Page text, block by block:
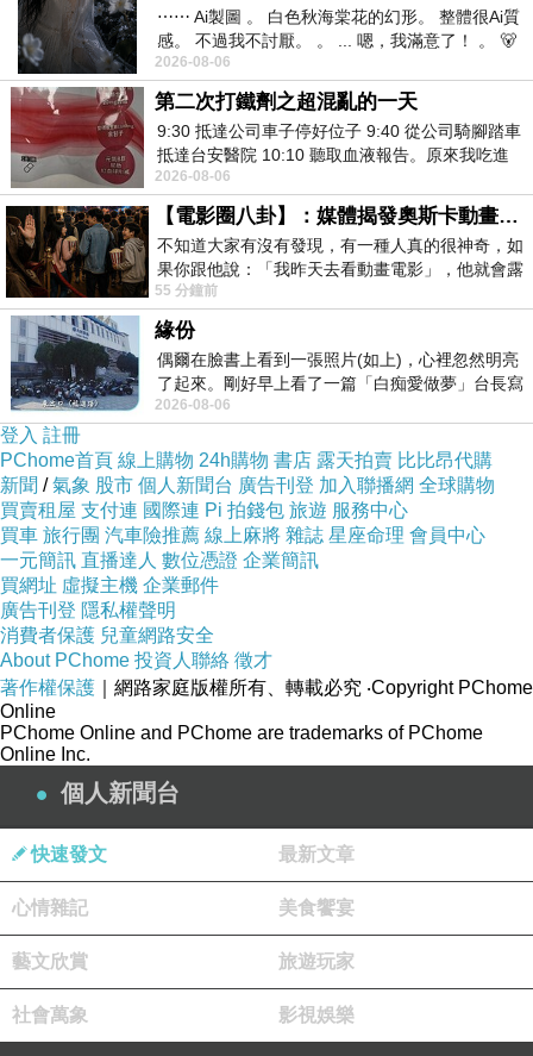
⋯⋯ Ai製圖 。 白色秋海棠花的幻形。 整體很Ai質
感。 不過我不討厭。 。 ... 嗯，我滿意了！ 。 🐻
昨中
2026-08-06
第二次打鐵劑之超混亂的一天
9:30 抵達公司車子停好位子 9:40 從公司騎腳踏車
抵達台安醫院 10:10 聽取血液報告。原來我吃進
去的 B12 彌可保並非沒有吸收而是超
2026-08-06
【電影圈八卦】：媒體揭發奧斯卡動畫項目投票醜聞！好萊塢為什麼看不起動畫電影？
不知道大家有沒有發現，有一種人真的很神奇，如
果你跟他說：「我昨天去看動畫電影」，他就會露
出一種慈祥的微笑，然後問你是不是陪小
55 分鐘前
緣份
偶爾在臉書上看到一張照片(如上)，心裡忽然明亮
了起來。剛好早上看了一篇「白痴愛做夢」台長寫
的貼文，在回顧年輕時瘋狂愛上
2026-08-06
登入 註冊
PChome首頁 線上購物 24h購物 書店 露天拍賣 比比昂代購
新聞 /氣象 股市 個人新聞台 廣告刊登 加入聯播網 全球購物
買賣租屋 支付連 國際連 Pi 拍錢包 旅遊 服務中心
買車 旅行團 汽車險推薦 線上麻將 雜誌 星座命理 會員中心
一元簡訊 直播達人 數位憑證 企業簡訊
買網址 虛擬主機 企業郵件
廣告刊登 隱私權聲明
消費者保護 兒童網路安全
About PChome 投資人聯絡 徵才
著作權保護 ｜網路家庭版權所有、轉載必究 ‧Copyright PChome
Online
PChome Online and PChome are trademarks of PChome
Online Inc.
個人新聞台
快速發文 最新文章
心情雜記 美食饗宴
藝文欣賞 旅遊玩家
社會萬象 影視娛樂